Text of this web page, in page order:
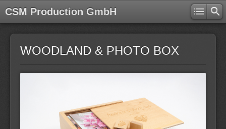
CSM Production GmbH
WOODLAND & PHOTO BOX